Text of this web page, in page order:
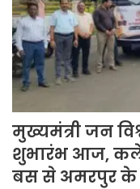
मुख्यमंत्री जन
शुभारंभ आज,
बस से अमरपुर के